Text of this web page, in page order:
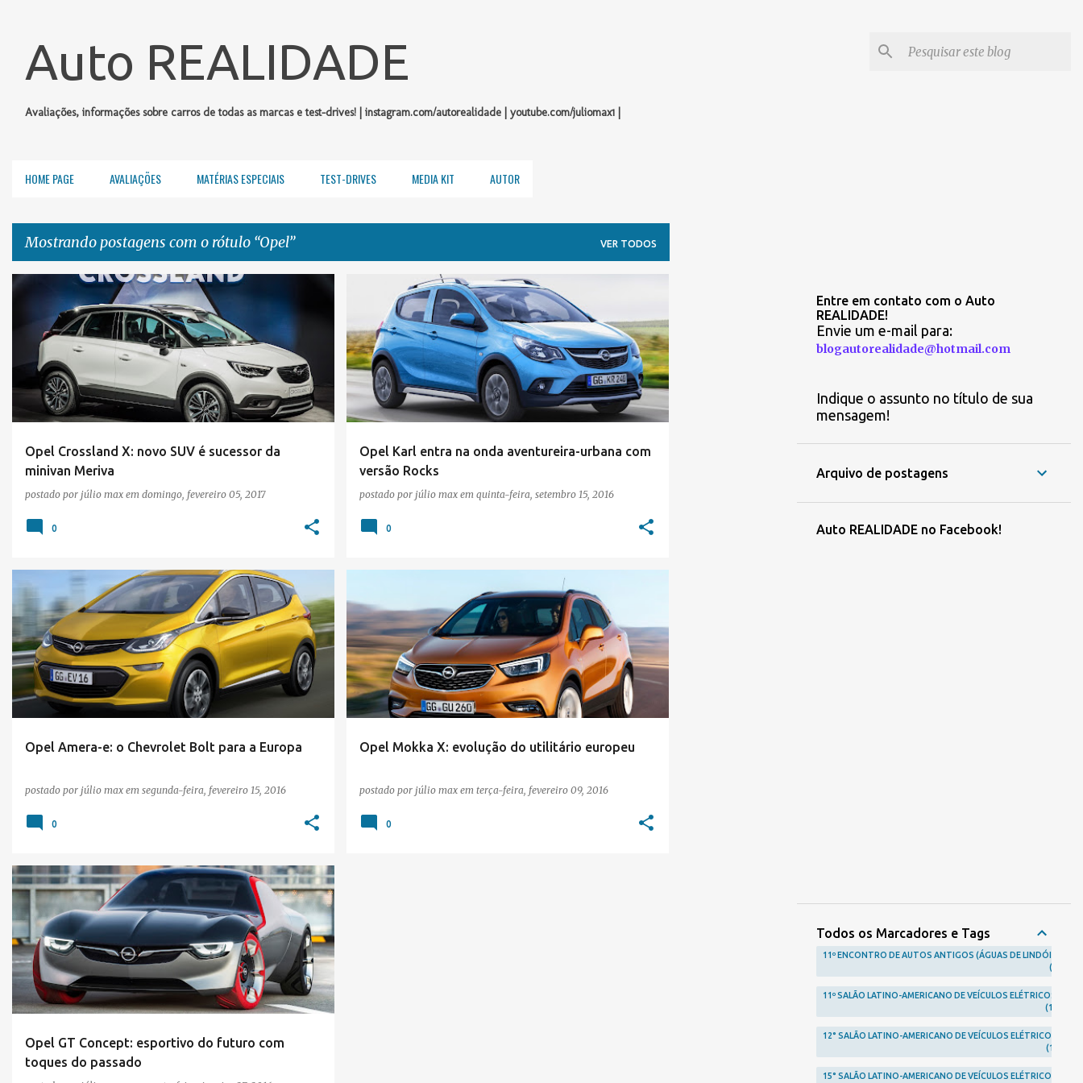
Auto REALIDADE
Avaliações, informações sobre carros de todas as marcas e test-drives! | instagram.com/autorealidade | youtube.com/juliomax1 |
HOME PAGE AVALIAÇÕES MATÉRIAS ESPECIAIS TEST-DRIVES MEDIA KIT AUTOR
Mostrando postagens com o rótulo Opel VER TODOS
g
Opel Crossland X: novo SUV é sucessor da
minivan Meriva
postado por júlio max em domingo, fevereiro 05, 2017
SALÃO DE GENEBRA 2017
0
Opel Karl entra na onda aventureira-urbana com
versão Rocks
postado por júlio max em quinta-feira, setembro 15, 2016
SALÃO DE PARIS 2016
0
Opel Amera-e: o Chevrolet Bolt para a Europa
postado por júlio max em segunda-feira, fevereiro 15, 2016
OPEL SALÃO DE GENEBRA 2016
0
Opel Mokka X: evolução do utilitário europeu
postado por júlio max em terça-feira, fevereiro 09, 2016
SALÃO DE GENEBRA 2016
0
Opel GT Concept: esportivo do futuro com
toques do passado
OPEL SALÃO DE GENEBRA 2016
Entre em contato com o Auto
REALIDADE!
Envie um e-mail para:
blogautorealidade@hotmail.com
Indique o assunto no título de sua
mensagem!
Arquivo de postagens
Auto REALIDADE no Facebook!
Todos os Marcadores e Tags
11º ENCONTRO DE AUTOS ANTIGOS (ÁGUAS DE LINDÓIA)
11º SALÃO LATINO-AMERICANO DE VEÍCULOS ELÉTRICOS
1
12° SALÃO LATINO-AMERICANO DE VEÍCULOS ELÉTRICOS
1
15° SALÃO LATINO-AMERICANO DE VEÍCULOS ELÉTRICOS